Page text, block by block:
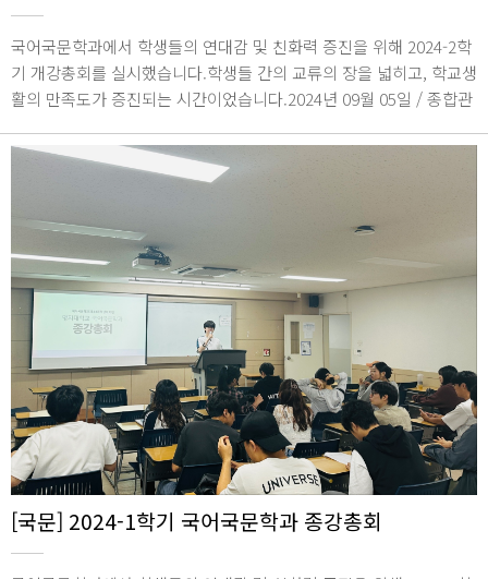
국어국문학과에서 학생들의 연대감 및 친화력 증진을 위해 2024-2학
기 개강총회를 실시했습니다.학생들 간의 교류의 장을 넓히고, 학교생
활의 만족도가 증진되는 시간이었습니다.2024년 09월 05일 / 종합관
[국문] 2024-1학기 국어국문학과 종강총회